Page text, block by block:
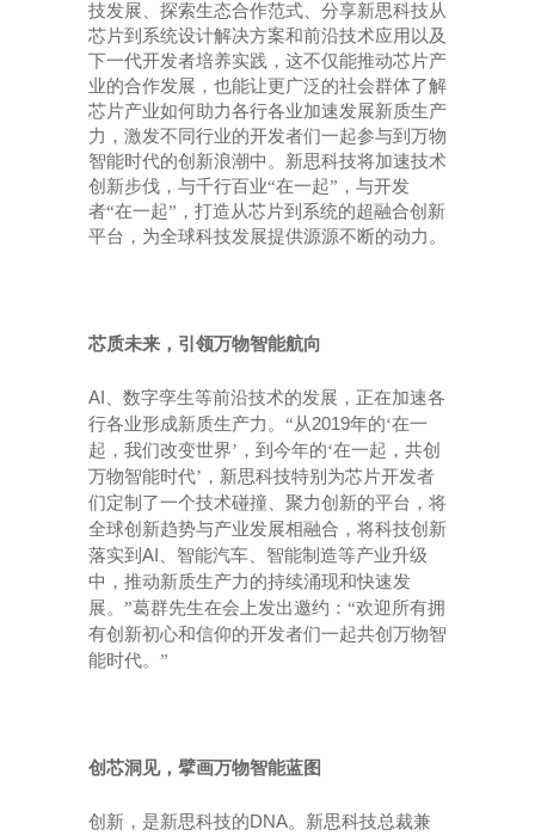
技发展、探索生态合作范式、分享新思科技从
芯片到系统设计解决方案和前沿技术应用以及
下一代开发者培养实践，这不仅能推动芯片产
业的合作发展，也能让更广泛的社会群体了解
芯片产业如何助力各行各业加速发展新质生产
力，激发不同行业的开发者们一起参与到万物
智能时代的创新浪潮中。新思科技将加速技术
创新步伐，与千行百业“在一起”，与开发
者“在一起”，打造从芯片到系统的超融合创新
平台，为全球科技发展提供源源不断的动力。
芯质未来，引领万物智能航向
AI、数字孪生等前沿技术的发展，正在加速各
行各业形成新质生产力。“从2019年的‘在一
起，我们改变世界’，到今年的‘在一起，共创
万物智能时代’，新思科技特别为芯片开发者
们定制了一个技术碰撞、聚力创新的平台，将
全球创新趋势与产业发展相融合，将科技创新
落实到 AI、智能汽车、智能制造等产业升级
中，推动新质生产力的持续涌现和快速发
展。”葛群先生在会上发出邀约：“欢迎所有拥
有创新初心和信仰的开发者们一起共创万物智
能时代。”
创芯洞见， 擘画万物智能蓝图
创新，是新思科技的DNA。新思科技总裁兼